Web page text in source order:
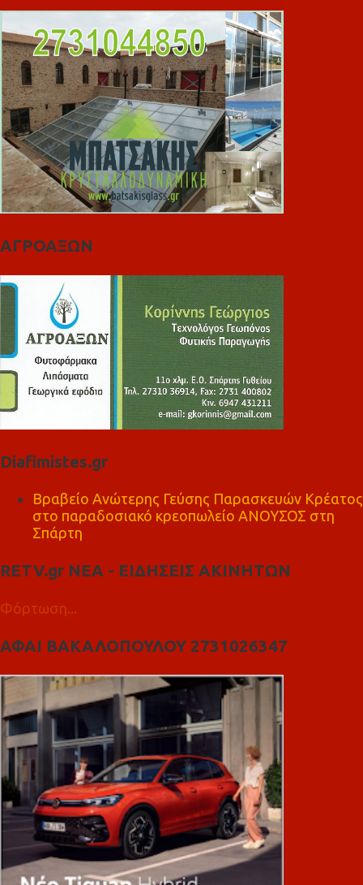
ΑΓΡΟΑΞΩΝ
Diafimistes.gr
Βραβείο Ανώτερης Γεύσης Παρασκευών Κρέατος
στο παραδοσιακό κρεοπωλείο ΑΝΟΥΣΟΣ στη
Σπάρτη
RETV.gr ΝΕΑ - ΕΙΔΗΣΕΙΣ ΑΚΙΝΗΤΩΝ
Φόρτωση...
ΑΦΑΙ ΒΑΚΑΛΟΠΟΥΛΟΥ 2731026347